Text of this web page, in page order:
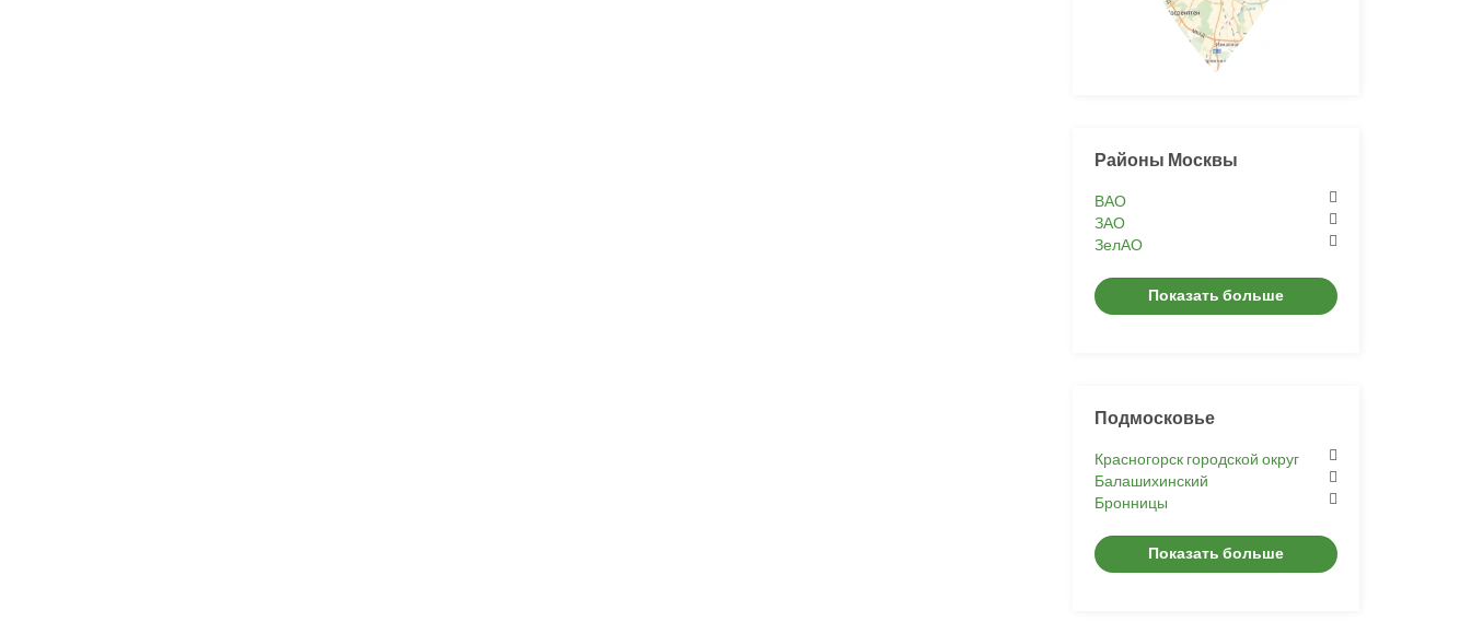
Районы Москвы
ВАО
ЗАО
ЗелАО
Показать больше
Подмосковье
Красногорск городской округ
Балашихинский
Бронницы
Показать больше